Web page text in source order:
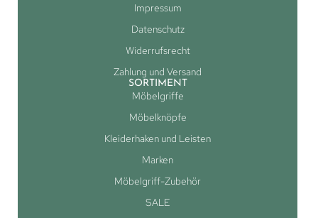
Impressum
Datenschutz
Widerrufsrecht
Zahlung und Versand
SORTIMENT
Möbelgriffe
Möbelknöpfe
Kleiderhaken und Leisten
Marken
Möbelgriff-Zubehör
SALE